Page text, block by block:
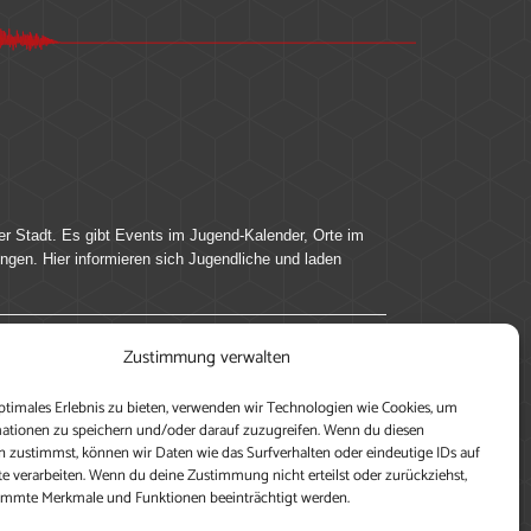
Zustimmung verwalten
Erlebnis zu bieten, verwenden wir Technologien wie Cookies, um
zu speichern und/oder darauf zuzugreifen. Wenn du diesen
zustimmst, können wir Daten wie das Surfverhalten oder eindeutige IDs auf
verarbeiten. Wenn du deine Zustimmung nicht erteilst oder zurückziehst,
Merkmale und Funktionen beeinträchtigt werden.
Stadt. Es gibt Events im Jugend-Kalender, Orte im
Hier informieren sich Jugendliche und laden
teile deine Perspektive und veröffentliche
nutzen zu können, ein Profil anzulegen, eigene